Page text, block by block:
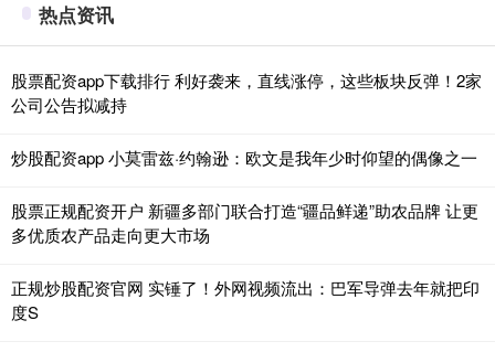
热点资讯
股票配资app下载排行 利好袭来，直线涨停，这些板块反弹！2家
公司公告拟减持
炒股配资app 小莫雷兹·约翰逊：欧文是我年少时仰望的偶像之一
股票正规配资开户 新疆多部门联合打造“疆品鲜递”助农品牌 让更
多优质农产品走向更大市场
正规炒股配资官网 实锤了！外网视频流出：巴军导弹去年就把印
度S